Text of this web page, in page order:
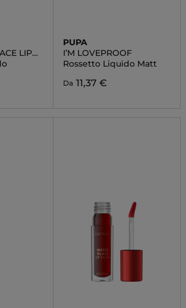
LIP
PUPA
I’M LOVEPROOF
Rossetto Liquido Matt
Da 11,37 €